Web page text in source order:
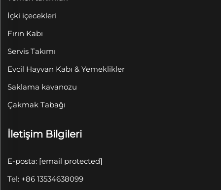
İçki içecekleri
Fırın Kabı
Servis Takımı
Evcil Hayvan Kabı & Yemeklikler
Saklama kavanozu
Çakmak Tabağı
İletişim Bilgileri
E-posta: [email protected]
Tel: +86 13534638099